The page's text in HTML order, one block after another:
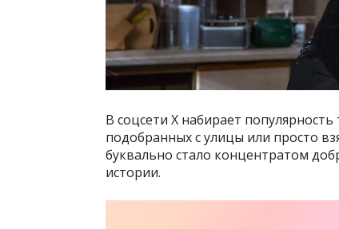
В соцсети X набирает
подобранных с улицы или просто
буквально стало концентратом
истории.